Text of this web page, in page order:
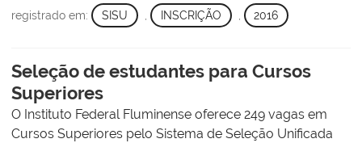
registrado em: SISU INSCRIÇÃO 2016
Seleção de estudantes para Cursos
Superiores
O Instituto Federal Fluminense oferece 249 vagas em
Cursos Superiores pelo Sistema de Seleção Unificada